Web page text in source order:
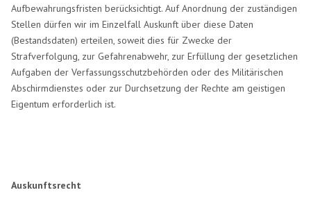
Aufbewahrungsfristen berücksichtigt. Auf Anordnung der zuständigen
Stellen dürfen wir im Einzelfall Auskunft über diese Daten
(Bestandsdaten) erteilen, soweit dies für Zwecke der
Strafverfolgung, zur Gefahrenabwehr, zur Erfüllung der gesetzlichen
Aufgaben der Verfassungsschutzbehörden oder des Militärischen
Abschirmdienstes oder zur Durchsetzung der Rechte am geistigen
Eigentum erforderlich ist.
Auskunftsrecht